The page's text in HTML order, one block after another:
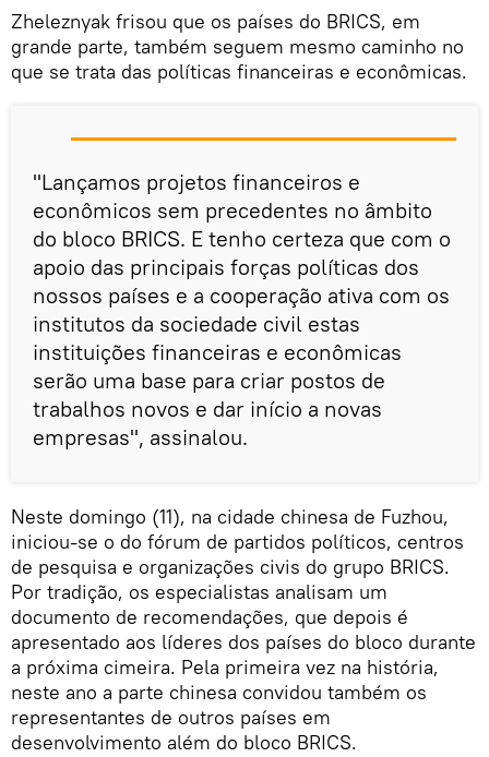
Zheleznyak frisou que os países do BRICS, em
grande parte, também seguem mesmo caminho no
que se trata das políticas financeiras e econômicas.
"Lançamos projetos financeiros e
econômicos sem precedentes no âmbito
do bloco BRICS. E tenho certeza que com o
apoio das principais forças políticas dos
nossos países e a cooperação ativa com os
institutos da sociedade civil estas
instituições financeiras e econômicas
serão uma base para criar postos de
trabalhos novos e dar início a novas
empresas", assinalou.
Neste domingo (11), na cidade chinesa de Fuzhou,
iniciou-se o do fórum de partidos políticos, centros
de pesquisa e organizações civis do grupo BRICS.
Por tradição, os especialistas analisam um
documento de recomendações, que depois é
apresentado aos líderes dos países do bloco durante
a próxima cimeira. Pela primeira vez na história,
neste ano a parte chinesa convidou também os
representantes de outros países em
desenvolvimento além do bloco BRICS.